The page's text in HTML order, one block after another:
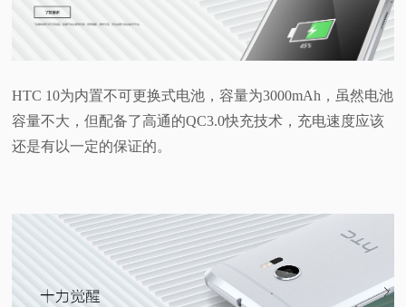
HTC 10为内置不可更换式电池，容量为3000mAh，虽然电池
容量不大，但配备了高通的QC3.0快充技术，充电速度应该
还是有以一定的保证的。